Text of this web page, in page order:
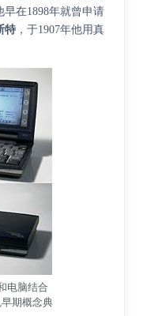
早在1898年就曾申请
特 ，于1907年他用真
电脑结合
期概念典